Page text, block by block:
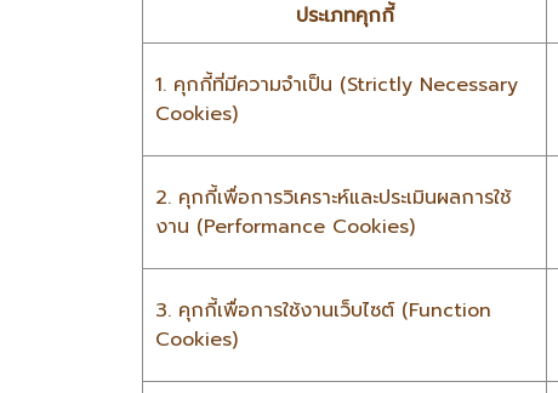
ประเภทคุกกี้
1. คุกกี้ที่มีความจำเป็น (Strictly Necessary
Cookies)
2. คุกกี้เพื่อการวิเคราะห์และประเมินผลการใช้
งาน (Performance Cookies)
3. คุกกี้เพื่อการใช้งานเว็บไซต์ (Function
Cookies)